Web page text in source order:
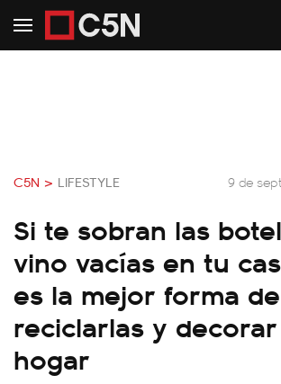
C5N > LIFESTYLE 9 de
Si te sobran las
vino vacías en tu
es la mejor forma de
reciclarlas y
hogar